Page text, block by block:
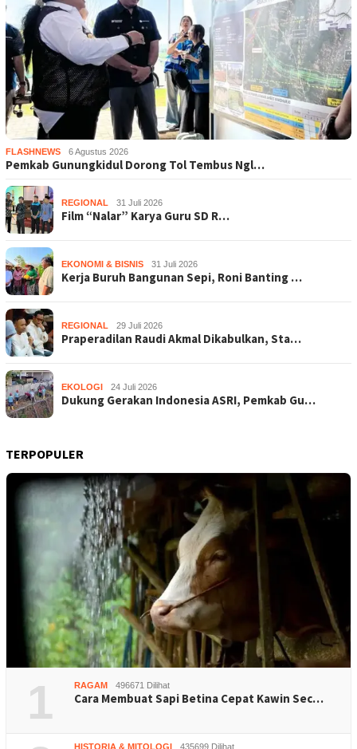
FLASHNEWS 6 Agustus 2026
Pemkab Gunungkidul Dorong Tol Tembus Ngl…
REGIONAL 31 Juli 2026
Film “Nalar” Karya Guru SD R…
EKONOMI & BISNIS 31 Juli 2026
Kerja Buruh Bangunan Sepi, Roni Banting …
REGIONAL 29 Juli 2026
Praperadilan Raudi Akmal Dikabulkan, Sta…
EKOLOGI 24 Juli 2026
Dukung Gerakan Indonesia ASRI, Pemkab Gu…
TERPOPULER
1 RAGAM 496671 Dilihat
Cara Membuat Sapi Betina Cepat Kawin Sec…
HISTORIA & MITOLOGI 435699 Dilihat